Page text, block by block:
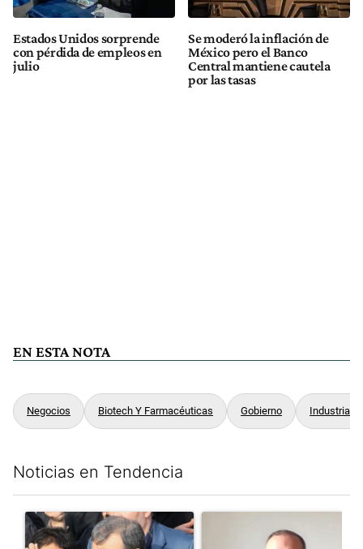
Estados Unidos sorprende
con pérdida de empleos en
julio
Se moderó la inflación de
México pero el Banco
Central mantiene cautela
por las tasas
EN ESTA NOTA
Negocios Biotech Y Farmacéuticas Gobierno Industrias
Noticias en Tendencia
Un artículo de tendencia con el título "Irán nombró al ideólogo